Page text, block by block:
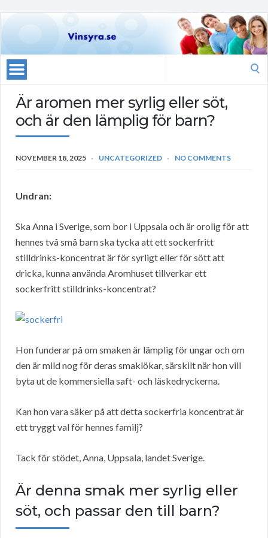
Är aromen mer syrlig eller söt,
och är den lämplig för barn?
NOVEMBER 18, 2025 UNCATEGORIZED NO COMMENTS
Undran:
Ska Anna i Sverige, som bor i Uppsala och är orolig för att
hennes två små barn ska tycka att ett sockerfritt
stilldrinks-koncentrat är för syrligt eller för sött att
dricka, kunna använda Aromhuset tillverkar ett
sockerfritt stilldrinks-koncentrat?
Hon funderar på om smaken är lämplig för ungar och om
den är mild nog för deras smaklökar, särskilt när hon vill
byta ut de kommersiella saft- och läskedryckerna.
Kan hon vara säker på att detta sockerfria koncentrat är
ett tryggt val för hennes familj?
Tack för stödet, Anna, Uppsala, landet Sverige.
Är denna smak mer syrlig eller
söt, och passar den till barn?